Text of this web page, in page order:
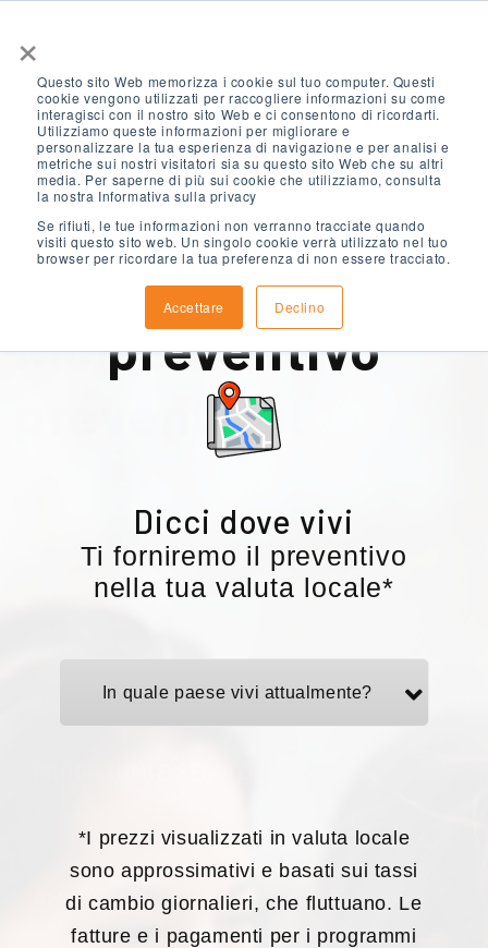
×
Questo sito Web memorizza i cookie sul tuo computer. Questi
cookie vengono utilizzati per raccogliere informazioni su come
interagisci con il nostro sito Web e ci consentono di ricordarti.
Utilizziamo queste informazioni per migliorare e
personalizzare la tua esperienza di navigazione e per analisi e
metriche sui nostri visitatori sia su questo sito Web che su altri
media. Per saperne di più sui cookie che utilizziamo, consulta
la nostra Informativa sulla privacy
Se rifiuti, le tue informazioni non verranno tracciate quando
visiti questo sito web. Un singolo cookie verrà utilizzato nel tuo
browser per ricordare la tua preferenza di non essere tracciato.
Accettare Declino
Richiedi un
preventivo!
AMMISSIONI
Richiedi un
preventivo
Dicci dove vivi
Ti forniremo il preventivo
nella tua valuta locale*
In quale paese vivi attualmente?
*I prezzi visualizzati in valuta locale
sono approssimativi e basati sui tassi
di cambio giornalieri, che fluttuano. Le
fatture e i pagamenti per i programmi
Gli studenti ELS devono soddisfare i
requisiti minimi di età:
Età minima 16 anni per i centri ELS di
San Francisco North Bay, St. Paul e St.
Petersburg.
Età minima 17 anni per i centri ELS di
Cleveland.
I programmi per i giovani sono rivolti a
ELS St. Petersburg.
Anno: